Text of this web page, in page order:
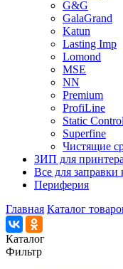
G&G
GalaGrand
Katun
Lasting Imp
Lomond
MSE
NN
Premium
ProfiLine
Static Control
Superfine
Чистящие
ЗИП для принтера
Все для заправки
Периферия
Главная Каталог
Каталог
Фильтр